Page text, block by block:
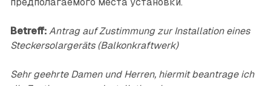
предполагаемого места установки.
Betreff: Antrag auf Zustimmung zur Installation eines
Steckersolargeräts (Balkonkraftwerk)
Sehr geehrte Damen und Herren, hiermit beantrage ich